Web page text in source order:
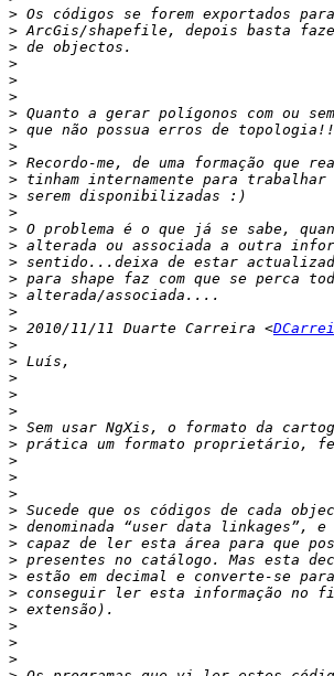
>
>
>
>
>
>
>
>
>
>
>
>
>
>
>
>
>
>
>
> 2010/11/11 Duarte Carreira <
>
>
>
>
>
>
>
>
>
>
>
>
>
>
>
>
>
>
>
>